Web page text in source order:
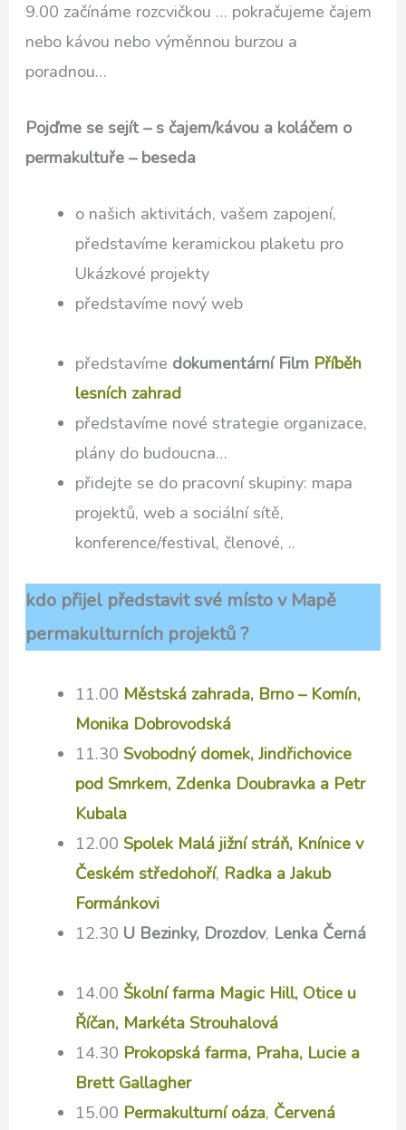
9.00 začínáme rozcvičkou … pokračujeme čajem
nebo kávou nebo výměnnou burzou a
poradnou…
Pojďme se sejít – s čajem/kávou a koláčem o
permakultuře – beseda
o našich aktivitách, vašem zapojení,
představíme keramickou plaketu pro
Ukázkové projekty
představíme nový web
představíme dokumentární Film Příběh
lesních zahrad
představíme nové strategie organizace,
plány do budoucna…
přidejte se do pracovní skupiny: mapa
projektů, web a sociální sítě,
konference/festival, členové, ..
kdo přijel představit své místo v Mapě
permakulturních projektů ?
11.00 Městská zahrada, Brno – Komín,
Monika Dobrovodská
11.30 Svobodný domek, Jindřichovice
pod Smrkem, Zdenka Doubravka a Petr
Kubala
12.00 Spolek Malá jižní stráň, Knínice v
Českém středohoří, Radka a Jakub
Formánkovi
12.30 U Bezinky, Drozdov, Lenka Černá
14.00 Školní farma Magic Hill, Otice u
Říčan, Markéta Strouhalová
14.30 Prokopská farma, Praha, Lucie a
Brett Gallagher
15.00 Permakulturní oáza, Červená